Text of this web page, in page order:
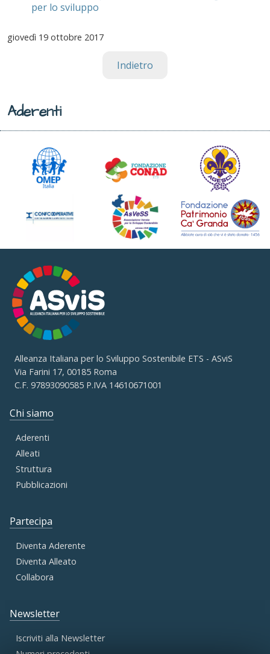
per lo sviluppo
giovedì 19 ottobre 2017
Indietro
Aderenti
Alleanza Italiana per lo Sviluppo Sostenibile ETS - ASviS
Via Farini 17, 00185 Roma
C.F. 97893090585 P.IVA 14610671001
Chi siamo
Aderenti
Alleati
Struttura
Pubblicazioni
Partecipa
Diventa Aderente
Diventa Alleato
Collabora
Newsletter
Iscriviti alla Newsletter